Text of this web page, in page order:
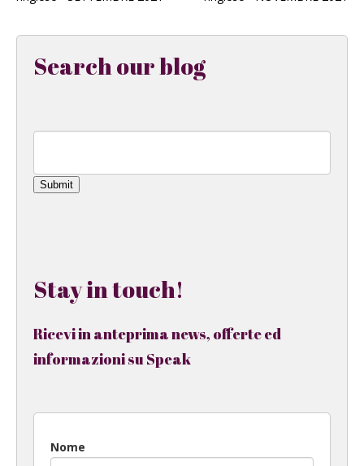
Search our blog
Submit
Stay in touch!
Ricevi in anteprima news, offerte ed
informazioni su Speak
Nome